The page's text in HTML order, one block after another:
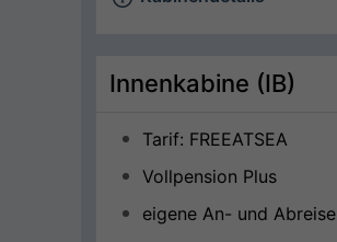
Innenkabine (IB)
Tarif: FREEATSEA
Vollpension Plus
eigene An- und Abreise